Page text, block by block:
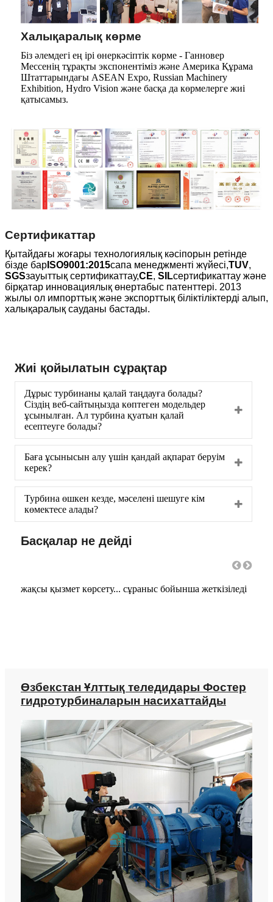
Халықаралық көрме
Біз әлемдегі ең ірі өнеркәсіптік көрме - Ганновер
Мессенің тұрақты экспонентіміз және Америка Құрама
Штаттарындағы ASEAN Expo, Russian Machinery
Exhibition, Hydro Vision және басқа да көрмелерге жиі
қатысамыз.
Сертификаттар
Қытайдағы жоғары технологиялық кәсіпорын ретінде
бізде бар ISO9001:2015сапа менеджменті жүйесі,TUV,
SGSзауыттық сертификаттау,CE, SILсертификаттау және
бірқатар инновациялық өнертабыс патенттері. 2013
жылы ол импорттық және экспорттық біліктіліктерді алып,
халықаралық сауданы бастады.
Жиі қойылатын сұрақтар
Дұрыс турбинаны қалай таңдауға болады?
Сіздің веб-сайтыңызда көптеген модельдер
ұсынылған. Ал турбина қуатын қалай
есептеуге болады?
Баға ұсынысын алу үшін қандай ақпарат беруім
керек?
Турбина өшкен кезде, мәселені шешуге кім
көмектесе алады?
Басқалар не дейді
жақсы қызмет көрсету... сұраныс бойынша жеткізіледі
Өзбекстан Ұлттық теледидары Фостер
гидротурбиналарын насихаттайды